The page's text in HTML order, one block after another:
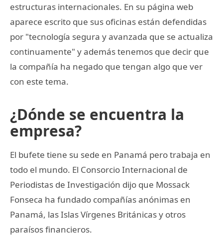
estructuras internacionales. En su página web
aparece escrito que sus oficinas están defendidas
por "tecnología segura y avanzada que se actualiza
continuamente" y además tenemos que decir que
la compañía ha negado que tengan algo que ver
con este tema.
¿Dónde se encuentra la
empresa?
El bufete tiene su sede en Panamá pero trabaja en
todo el mundo. El Consorcio Internacional de
Periodistas de Investigación dijo que Mossack
Fonseca ha fundado compañías anónimas en
Panamá, las Islas Vírgenes Británicas y otros
paraísos financieros.